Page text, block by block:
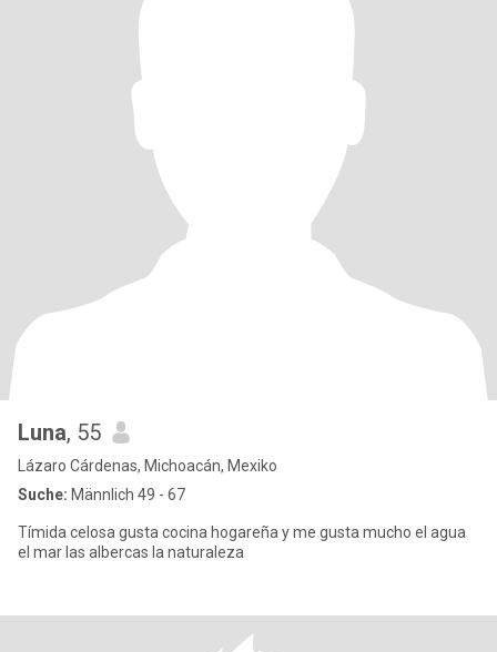
Luna, 55
Lázaro Cárdenas, Michoacán, Mexiko
Suche: Männlich 49 - 67
Tímida celosa gusta cocina hogareña y me gusta mucho el agua
el mar las albercas la naturaleza